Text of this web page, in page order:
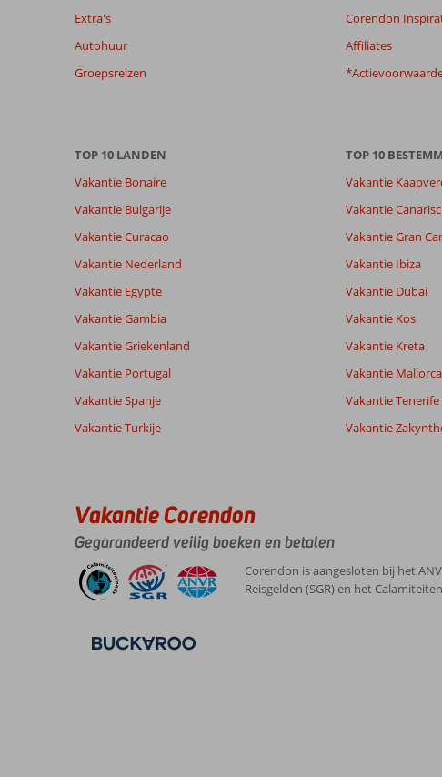
beoordelingen
info
onze
beoordelingen.
Extra's
Autohuur
Groepsreizen
Corendon
Affiliates
TOP 10 LANDEN
Vakantie Bonaire
Vakantie Bulgarije
Vakantie Curacao
Vakantie Nederland
Vakantie Egypte
Vakantie Gambia
Vakantie Griekenland
Vakantie Portugal
Vakantie Spanje
Vakantie Turkije
TOP 10
Vakantie
Vakantie
Vakantie Gran
Vakantie Ibiza
Vakantie Dubai
Vakantie Kos
Vakantie Kreta
Vakantie Mallorca
Vakantie Tenerife
Vakantie
Vakantie Corendon
Gegarandeerd veilig boeken en betalen
Corendon is aangesloten bij het
Reisgelden (SGR) en het